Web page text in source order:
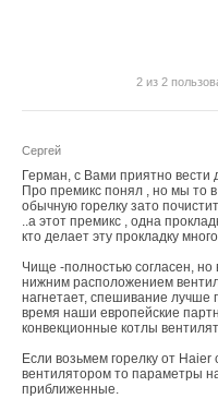
2 из 2
Сергей
Герман, с Вами приятно вести
Про премикс понял , но мы то
обычную горелку зато
..а этот премикс , одна
кто делает эту прокладку
Чище -полностью согласен, но
нижним расположением
нагнетает, спешивание лучше
время наши европейские
конвекционные котлы
Если возьмем горелку от
вентилятором то параметры
приближенные.